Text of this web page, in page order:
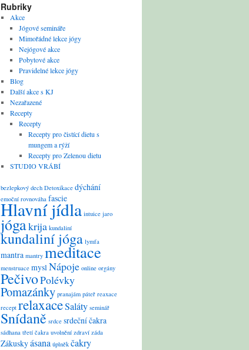
Rubriky
Akce
Jógové semináře
Mimořádné lekce jógy
Nejógové akce
Pobytové akce
Pravidelné lekce jógy
Blog
Další akce s KJ
Nezařazené
Recepty
Recepty
Recepty pro čistící dietu s
mungem a rýží
Recepty pro Zelenou dietu
STUDIO VRÁBÍ
bezlepkový dech Detoxikace dýchání
emoční rovnováha fascie
Hlavní jídla intuice jaro
jógakrija kundaliní
kundaliní jóga lymfa
mantra mantry meditace
menstruace myslNápoje online orgány
PečivoPolévky
Pomazánky pranajám páteř reaxace
recept relaxaceSaláty seminář
Snídaně srdce srdeční čakra
sádhana třetí čakra uvolnění zdraví záda
Zákuskyásana úplněk čakry